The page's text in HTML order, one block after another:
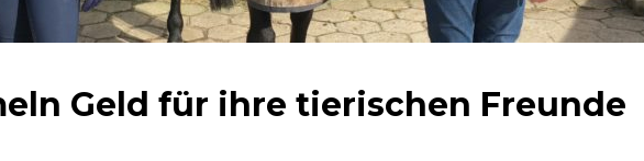
Geld für ihre tierischen Freunde